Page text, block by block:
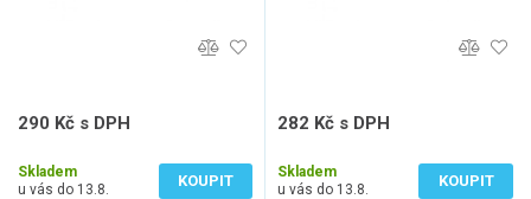
290 Kč s DPH
Skladem
u vás do 13.8.
KOUPIT
282 Kč s DPH
Skladem
u vás do 13.8.
KOUPIT